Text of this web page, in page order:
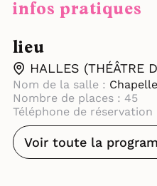
infos pratiques
lieu
HALLES (THÉÂTRE
Nom de la salle : Chapelle
Nombre de places : 45
Téléphone de réservation
Voir toute la